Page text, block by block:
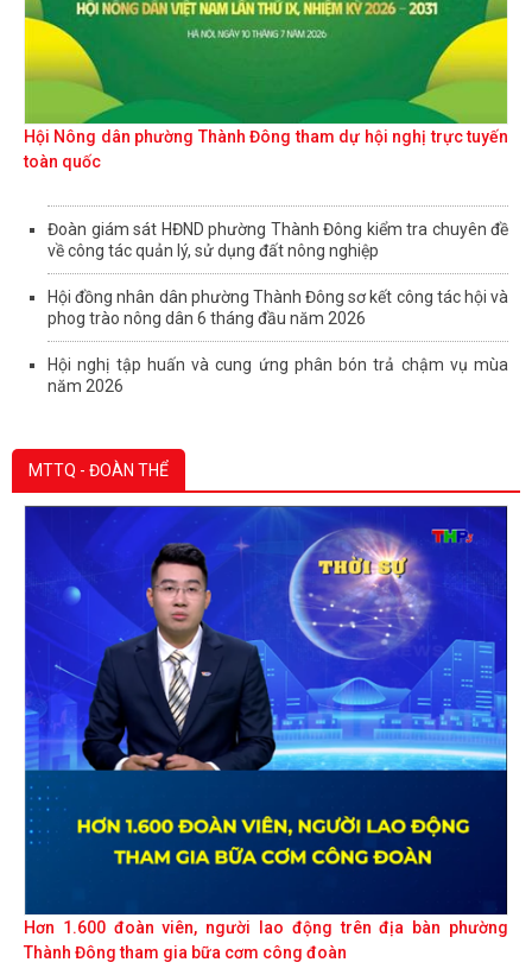
Hội Nông dân phường Thành Đông tham dự hội nghị trực tuyến
toàn quốc
Đoàn giám sát HĐND phường Thành Đông kiểm tra chuyên đề
về công tác quản lý, sử dụng đất nông nghiệp
Hội đồng nhân dân phường Thành Đông sơ kết công tác hội và
phog trào nông dân 6 tháng đầu năm 2026
Hội nghị tập huấn và cung ứng phân bón trả chậm vụ mùa
năm 2026
MTTQ - ĐOÀN THỂ
Hơn 1.600 đoàn viên, người lao động trên địa bàn phường
Thành Đông tham gia bữa cơm công đoàn